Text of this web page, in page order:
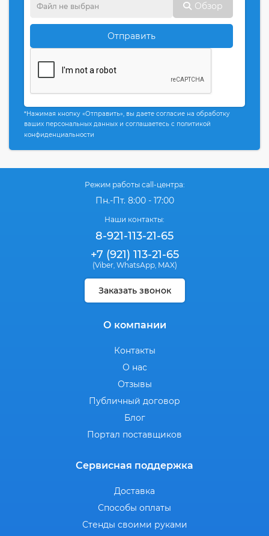
Обзор
Отправить
*Нажимая кнопку «Отправить», вы даете согласие на обработку
ваших персональных данных и соглашаетесь с политикой
конфиденциальности
Режим работы call-центра:
Пн.-Пт. 8:00 - 17:00
Наши контакты:
8-921-113-21-65
+7 (921) 113-21-65
(Viber, WhatsApp, MAX)
Заказать звонок
О компании
Контакты
О нас
Отзывы
Публичный договор
Блог
Портал поставщиков
Сервисная поддержка
Доставка
Способы оплаты
Стенды своими руками